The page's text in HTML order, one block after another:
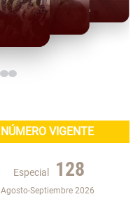
Mexicas
NÚMERO VIGENTE
Especial 128
Agosto-Septiembre 2026